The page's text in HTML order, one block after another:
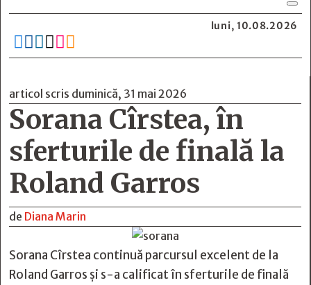
luni, 10.08.2026
     
articol scris duminică, 31 mai 2026
Sorana Cîrstea, în
sferturile de finală la
Roland Garros
de Diana Marin
Sorana Cîrstea continuă parcursul excelent de la
Roland Garros și s-a calificat în sferturile de finală